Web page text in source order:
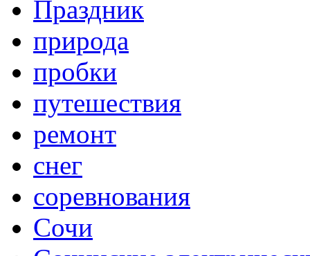
Праздник
природа
пробки
путешествия
ремонт
снег
соревнования
Сочи